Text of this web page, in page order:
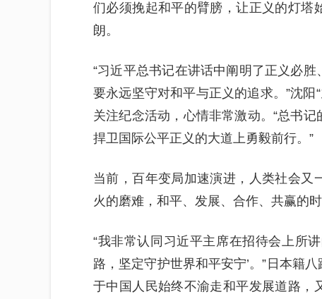
们必须挽起和平的臂膀，让正义的灯塔
朗。
“习近平总书记在讲话中阐明了正义必
要永远坚守对和平与正义的追求。”沈阳
关注纪念活动，心情非常激动。“总书
捍卫国际公平正义的大道上勇毅前行。”
当前，百年变局加速演进，人类社会又
火的磨难，和平、发展、合作、共赢的
“我非常认同习近平主席在招待会上所
路，坚定守护世界和平安宁’。”日本籍
于中国人民始终不渝走和平发展道路，